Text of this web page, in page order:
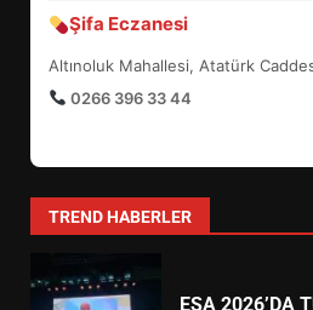
Şifa Eczanesi
Altınoluk Mahallesi, Atatürk
0266 396 33 44
TREND HABERLER
7
YENİ YÖNETİM
ŞEKİLLENDİ?
1
HAREKETE
ESA 2026’DA